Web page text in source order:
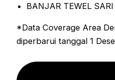
BANJAR TEWEL SARI
*Data Coverage Area
diperbarui tanggal 1